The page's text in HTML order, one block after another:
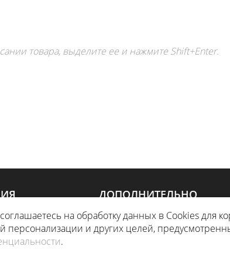
товара, выделите ее и нажмите Shift+Enter.
БУДЕТ РАБОТАТЬ ПО
ДОПОЛНИТЕЛЬНО
АКЦИИ
на обработку данных в Cookies для
персонализации и других целей,
.